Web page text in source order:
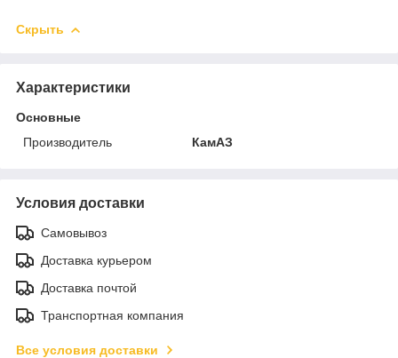
Скрыть
Характеристики
Основные
Производитель
КамАЗ
Условия доставки
Самовывоз
Доставка курьером
Доставка почтой
Транспортная компания
Все условия доставки